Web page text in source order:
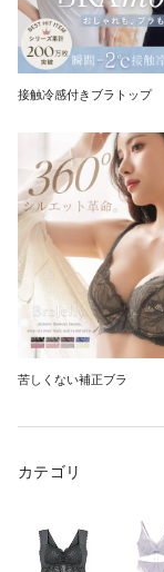
接触冷感付きブラトップ
苦しくない補正ブラ
カテゴリ